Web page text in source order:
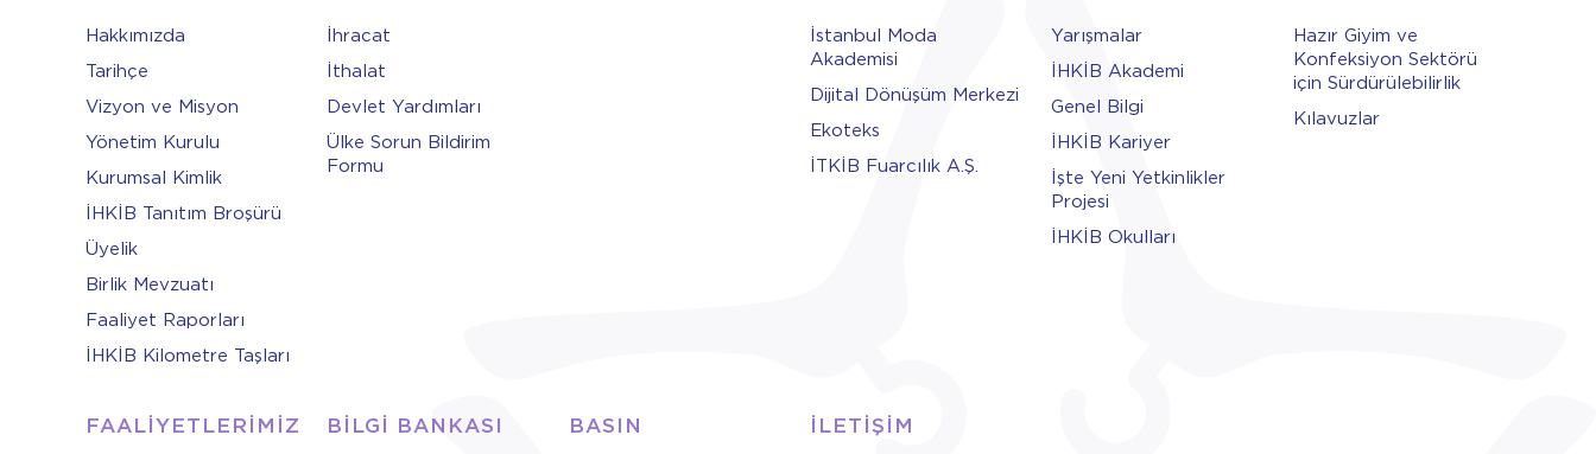
Hakkımızda
Tarihçe
Vizyon ve Misyon
Yönetim Kurulu
Kurumsal Kimlik
İHKİB Tanıtım Broşürü
Üyelik
Birlik Mevzuatı
Faaliyet Raporları
İHKİB Kilometre Taşları
İhracat
İthalat
Devlet Yardımları
Ülke Sorun Bildirim
Formu
İstanbul Moda
Akademisi
Dijital Dönüşüm Merkezi
Ekoteks
İTKİB Fuarcılık A.Ş.
Yarışmalar
İHKİB Akademi
Genel Bilgi
İHKİB Kariyer
İşte Yeni Yetkinlikler
Projesi
İHKİB Okulları
Hazır Giyim ve
Konfeksiyon Sektörü
için Sürdürülebilirlik
Kılavuzlar
FAALİYETLERİMİZ BİLGİ BANKASI BASIN İLETİŞİM